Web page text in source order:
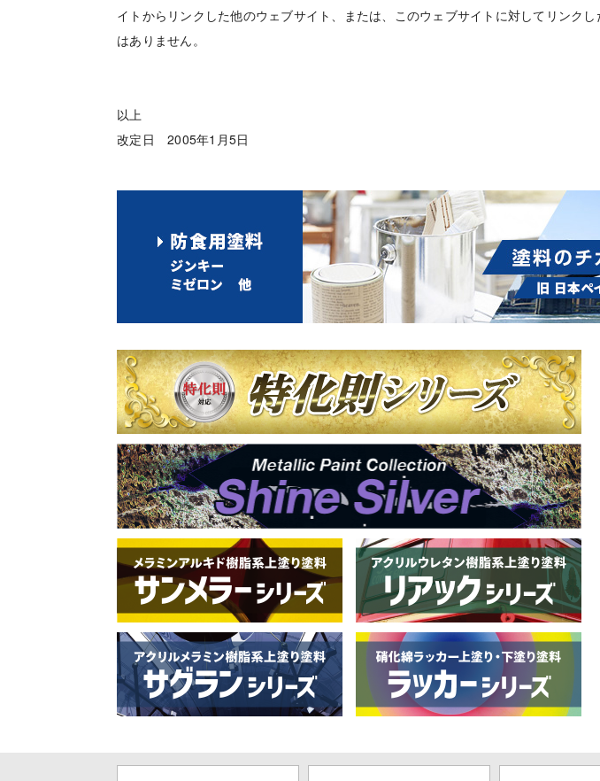
イトからリンクした他のウェブサイト、または、このウェブサイトに対してリンク
はありません。
以上
改定日 2005年1月5日